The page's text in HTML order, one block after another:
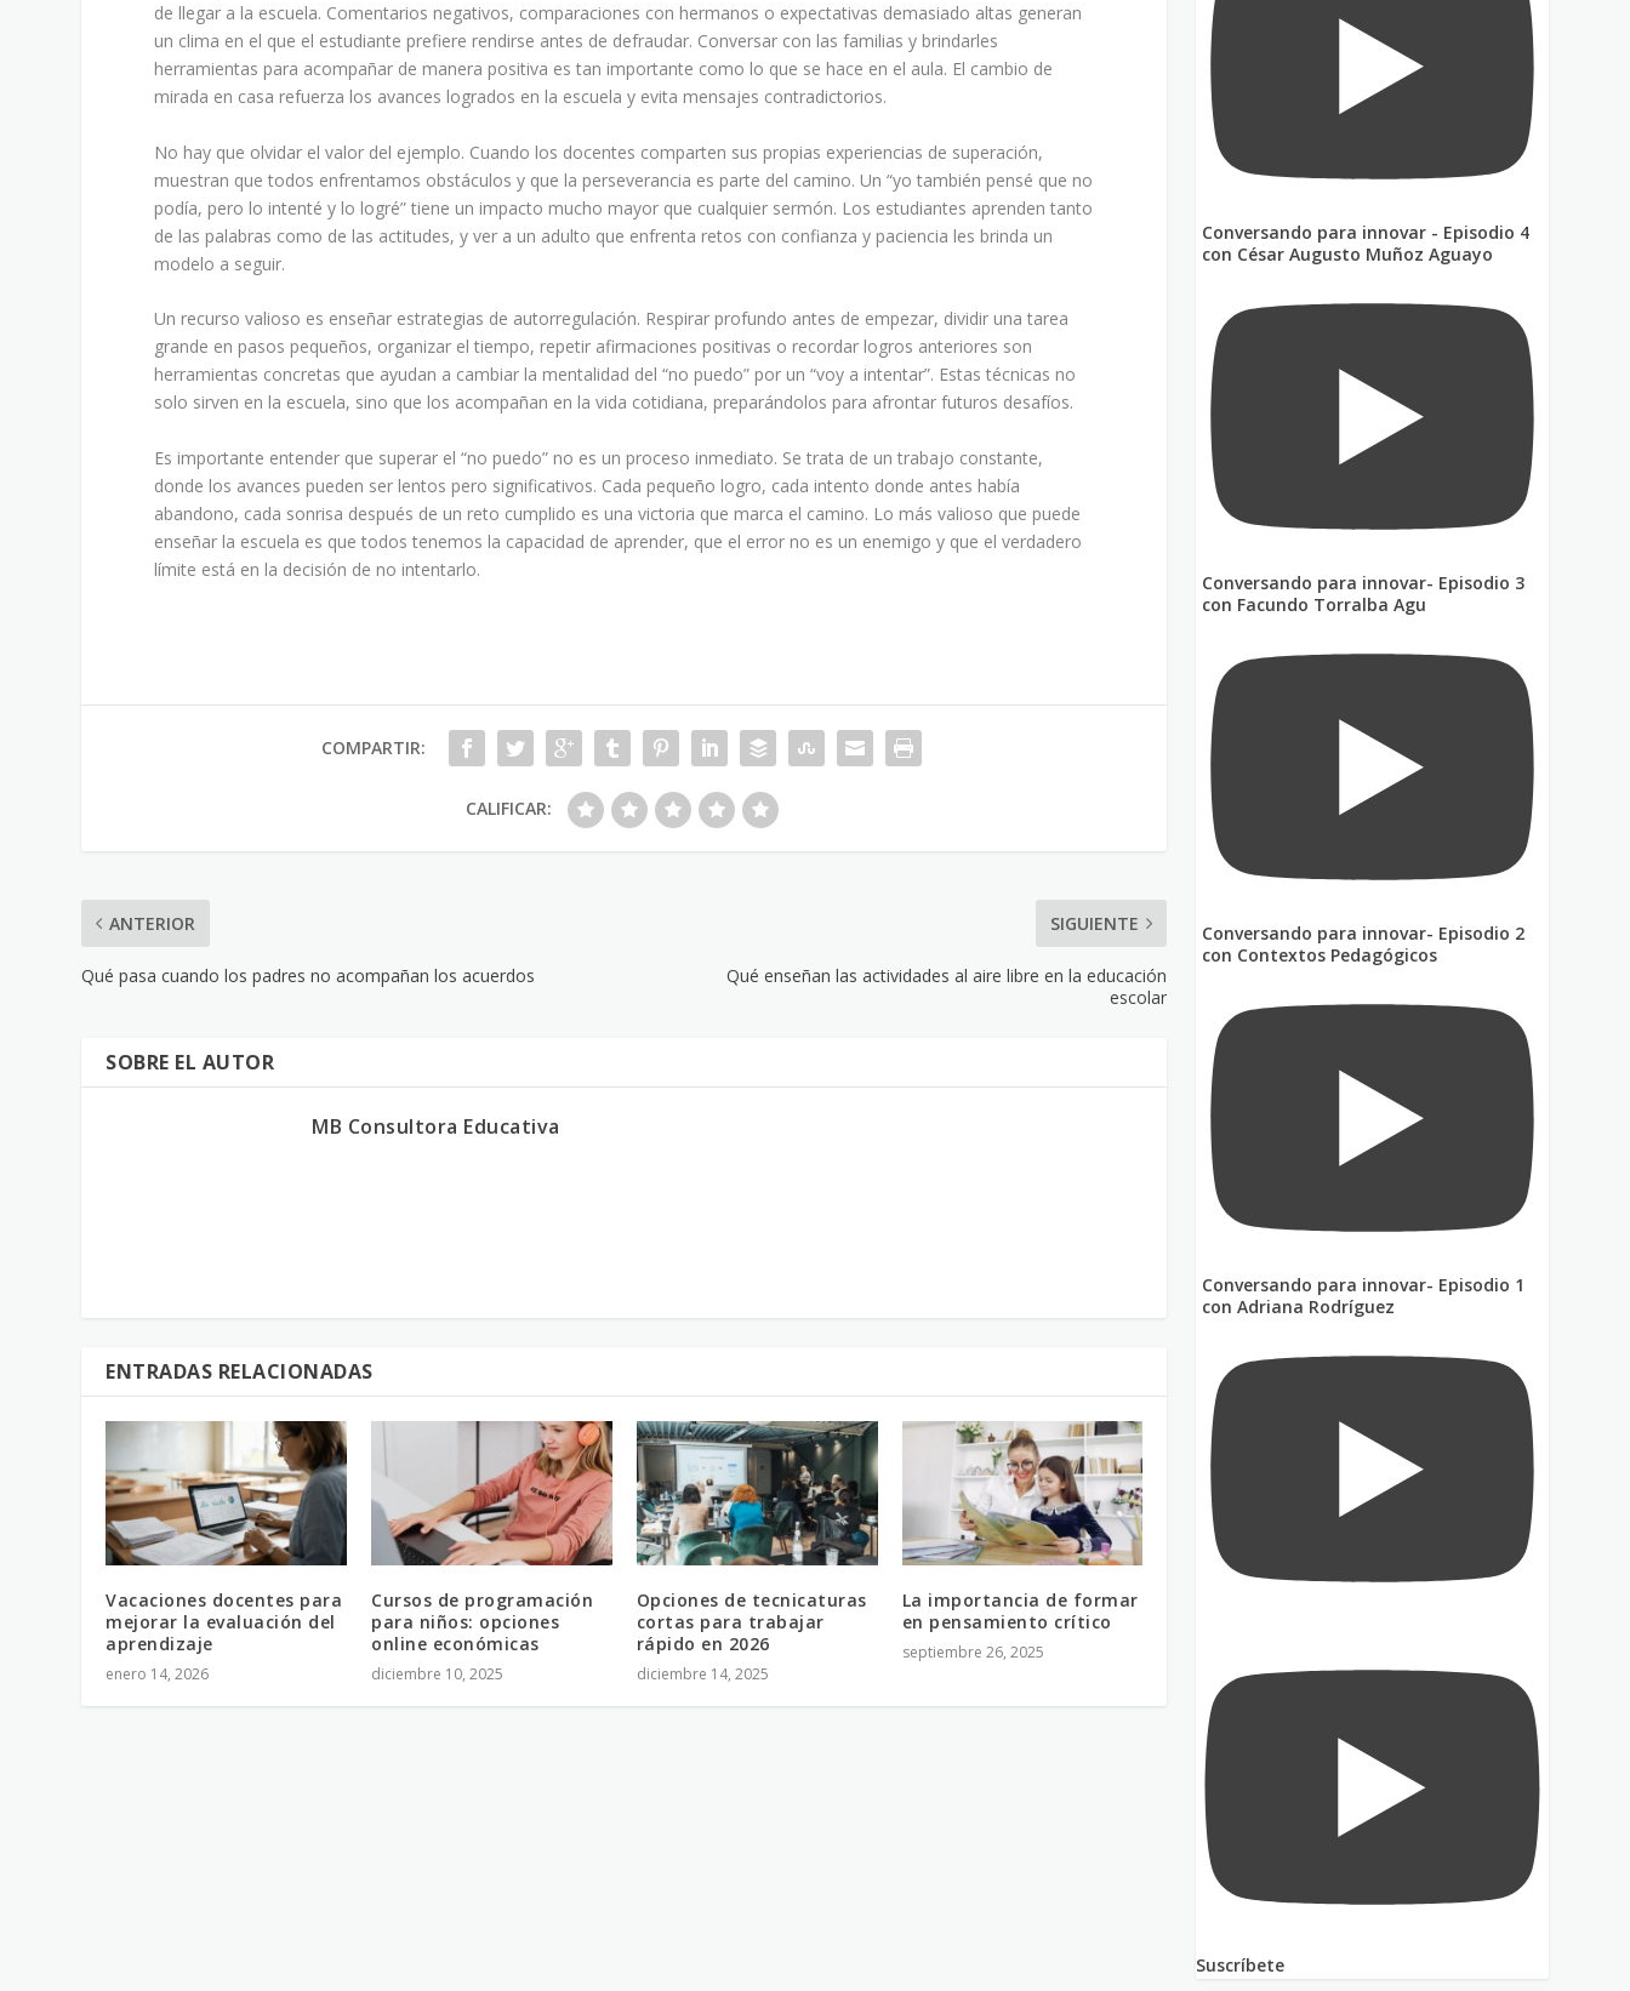
de llegar a la escuela. Comentarios negativos, comparaciones con hermanos o expectativas demasiado altas generan
un clima en el que el estudiante prefiere rendirse antes de defraudar. Conversar con las familias y brindarles
herramientas para acompañar de manera positiva es tan importante como lo que se hace en el aula. El cambio de
mirada en casa refuerza los avances logrados en la escuela y evita mensajes contradictorios.
No hay que olvidar el valor del ejemplo. Cuando los docentes comparten sus propias experiencias de superación,
muestran que todos enfrentamos obstáculos y que la perseverancia es parte del camino. Un “yo también pensé que no
podía, pero lo intenté y lo logré” tiene un impacto mucho mayor que cualquier sermón. Los estudiantes aprenden tanto
de las palabras como de las actitudes, y ver a un adulto que enfrenta retos con confianza y paciencia les brinda un
modelo a seguir.
Un recurso valioso es enseñar estrategias de autorregulación. Respirar profundo antes de empezar, dividir una tarea
grande en pasos pequeños, organizar el tiempo, repetir afirmaciones positivas o recordar logros anteriores son
herramientas concretas que ayudan a cambiar la mentalidad del “no puedo” por un “voy a intentar”. Estas técnicas no
solo sirven en la escuela, sino que los acompañan en la vida cotidiana, preparándolos para afrontar futuros desafíos.
Es importante entender que superar el “no puedo” no es un proceso inmediato. Se trata de un trabajo constante,
donde los avances pueden ser lentos pero significativos. Cada pequeño logro, cada intento donde antes había
abandono, cada sonrisa después de un reto cumplido es una victoria que marca el camino. Lo más valioso que puede
enseñar la escuela es que todos tenemos la capacidad de aprender, que el error no es un enemigo y que el verdadero
límite está en la decisión de no intentarlo.
COMPARTIR:
CALIFICAR:
ANTERIOR
Qué pasa cuando los padres no acompañan los acuerdos
SIGUIENTE
Qué enseñan las actividades al aire libre en la educación
escolar
SOBRE EL AUTOR
MB Consultora Educativa
ENTRADAS RELACIONADAS
Vacaciones docentes para
mejorar la evaluación del
aprendizaje
enero 14, 2026
Cursos de programación
para niños: opciones
online económicas
diciembre 10, 2025
Opciones de tecnicaturas
cortas para trabajar
rápido en 2026
diciembre 14, 2025
La importancia de formar
en pensamiento crítico
septiembre 26, 2025
Conversando para innovar - Episodio 4
con César Augusto Muñoz Aguayo
Conversando para innovar- Episodio 3
con Facundo Torralba Agu
Conversando para innovar- Episodio 2
con Contextos Pedagógicos
Conversando para innovar- Episodio 1
con Adriana Rodríguez
Suscríbete